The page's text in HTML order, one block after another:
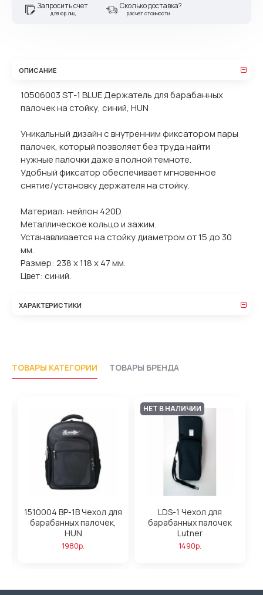
Запросить счет
для юр.лиц
Сколько доставка?
расчет стоимости
ОПИСАНИЕ
10506003 ST-1 BLUE Держатель для барабанных
палочек на стойку, синий, HUN
Уникальный дизайн с внутренним фиксатором пары
палочек, который позволяет без труда найти
нужные палочки даже в полной темноте.
Удобный фиксатор обеспечивает мгновенное
снятие/установку держателя на стойку.
Материал: нейлон 420D.
Металлическое кольцо и зажим.
Устанавливается на стойку диаметром от 15 до 30
мм.
Размер: 238 х 118 х 47 мм.
Цвет: синий.
ХАРАКТЕРИСТИКИ
ТОВАРЫ КАТЕГОРИИ ТОВАРЫ БРЕНДА
1510004 BP-1B Чехол для
барабанных палочек,
HUN
1980р.
НЕТ В НАЛИЧИИ
LDS-1 Чехол для
барабанных палочек
Lutner
1490р.